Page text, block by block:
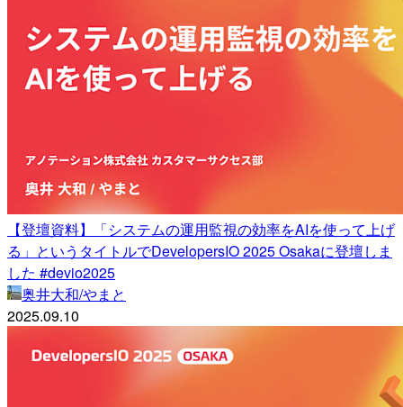
【登壇資料】「システムの運用監視の効率をAIを使って上げ
る」というタイトルでDevelopersIO 2025 Osakaに登壇しま
した #devio2025
奥井大和/やまと
2025.09.10